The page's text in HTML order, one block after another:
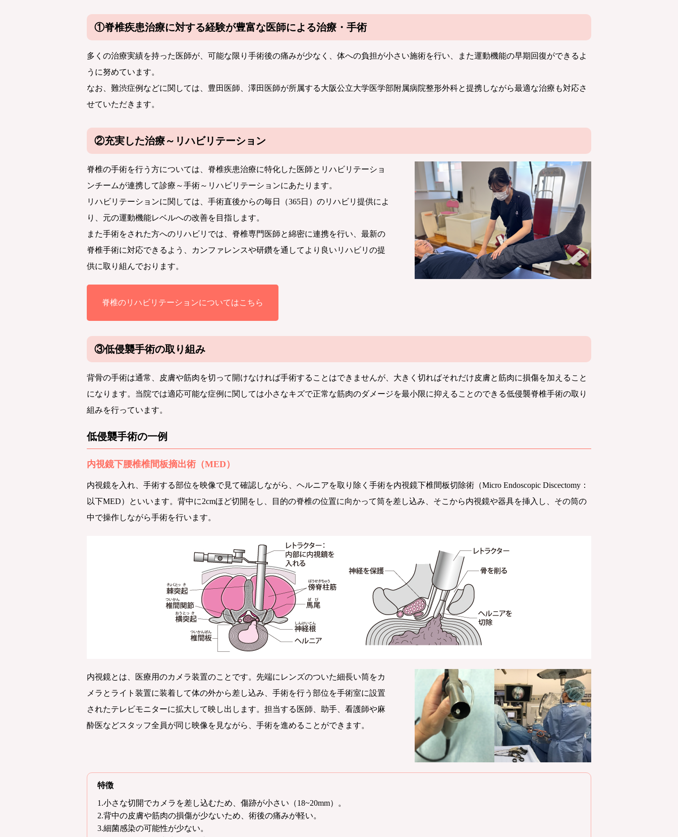
①脊椎疾患治療に対する経験が豊富な医師による治療・手術
多くの治療実績を持った医師が、可能な限り手術後の痛みが少なく、体への負担が小さい施術を行い、また運動機能の早期回復ができるよ
うに努めています。
なお、難渋症例などに関しては、豊田医師、澤田医師が所属する大阪公立大学医学部附属病院整形外科と提携しながら最適な治療も対応さ
せていただきます。
②充実した治療～リハビリテーション
脊椎の手術を行う方については、脊椎疾患治療に特化した医師とリハビリテーショ
ンチームが連携して診療～手術～リハビリテーションにあたります。
リハビリテーションに関しては、手術直後からの毎日（365日）のリハビリ提供によ
り、元の運動機能レベルへの改善を目指します。
また手術をされた方へのリハビリでは、脊椎専門医師と綿密に連携を行い、最新の
脊椎手術に対応できるよう、カンファレンスや研鑽を通してより良いリハビリの提
供に取り組んでおります。
脊椎のリハビリテーションについてはこちら
③低侵襲手術の取り組み
背骨の手術は通常、皮膚や筋肉を切って開けなければ手術することはできませんが、大きく切ればそれだけ皮膚と筋肉に損傷を加えること
になります。当院では適応可能な症例に関しては小さなキズで正常な筋肉のダメージを最小限に抑えることのできる低侵襲脊椎手術の取り
組みを行っています。
低侵襲手術の一例
内視鏡下腰椎椎間板摘出術（MED）
内視鏡を入れ、手術する部位を映像で見て確認しながら、ヘルニアを取り除く手術を内視鏡下椎間板切除術（Micro Endoscopic Discectomy：
以下MED）といいます。背中に2cmほど切開をし、目的の脊椎の位置に向かって筒を差し込み、そこから内視鏡や器具を挿入し、その筒の
中で操作しながら手術を行います。
内視鏡とは、医療用のカメラ装置のことです。先端にレンズのついた細長い筒をカ
メラとライト装置に装着して体の外から差し込み、手術を行う部位を手術室に設置
されたテレビモニターに拡大して映し出します。担当する医師、助手、看護師や麻
酔医などスタッフ全員が同じ映像を見ながら、手術を進めることができます。
特徴
1.小さな切開でカメラを差し込むため、傷跡が小さい（18~20mm）。
2.背中の皮膚や筋肉の損傷が少ないため、術後の痛みが軽い。
3.細菌感染の可能性が少ない。